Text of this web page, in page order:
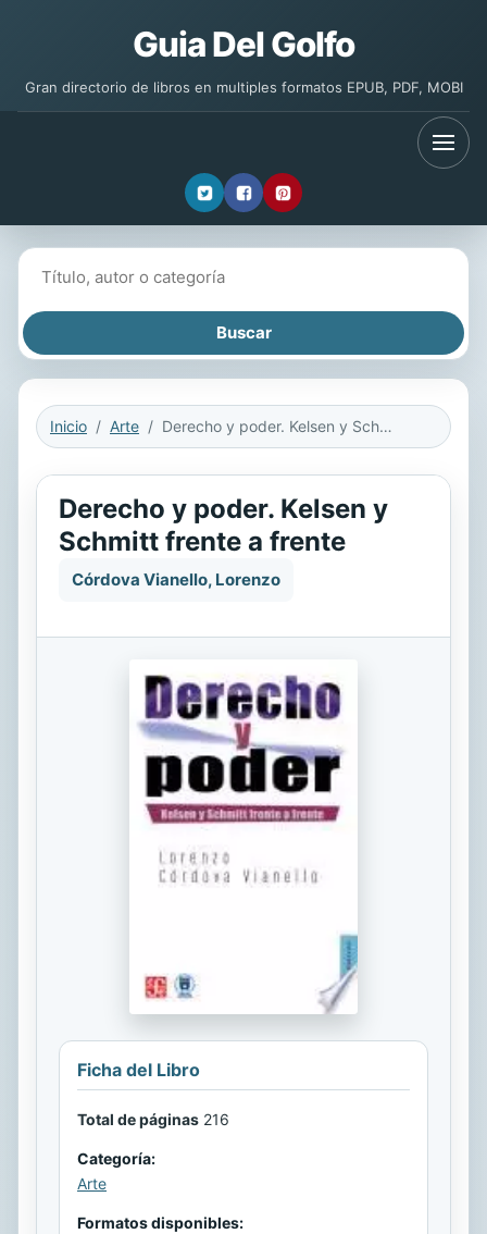
Guia Del Golfo
Gran directorio de libros en multiples formatos EPUB, PDF, MOBI
Inicio Arte Derecho y poder. Kelsen y Schmitt frente a frente
Derecho y poder. Kelsen y
Schmitt frente a frente
Córdova Vianello, Lorenzo
Ficha del Libro
Total de páginas 216
Categoría:
Arte
Formatos disponibles: